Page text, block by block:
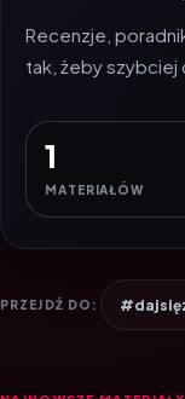
Recenzje,
tak, żeby
1
MATERIAŁÓW
PRZEJDŹ DO: